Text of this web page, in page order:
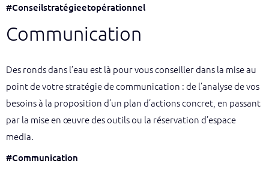
#Conseilstratégieetopérationnel
Communication
Des ronds dans l’eau est là pour vous conseiller dans la mise au
point de votre stratégie de communication : de l’analyse de vos
besoins à la proposition d’un plan d’actions concret, en passant
par la mise en œuvre des outils ou la réservation d’espace
media.
#Communication